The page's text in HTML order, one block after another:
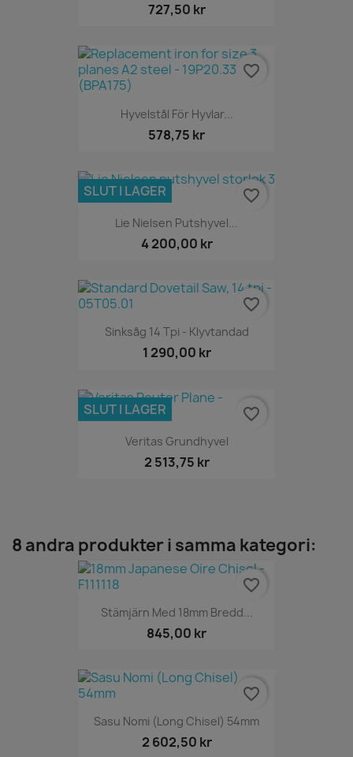
727,50 kr
Hyvelstål För Hyvlar...
578,75 kr
favorite_border
Lie Nielsen Putshyvel...
4 200,00 kr
SLUT I LAGER favorite_border
Sinksåg 14 Tpi - Klyvtandad
1 290,00 kr
favorite_border
Veritas Grundhyvel
2 513,75 kr
SLUT I LAGER favorite_border
8 andra produkter i samma kategori:
Stämjärn Med 18mm Bredd...
845,00 kr
favorite_border
Sasu Nomi (Long Chisel) 54mm
2 602,50 kr
favorite_border